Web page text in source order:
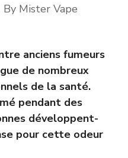
By Mister Vape
anciens fumeurs
de nombreux
de la santé.
pendant des
développent-
pour cette odeur